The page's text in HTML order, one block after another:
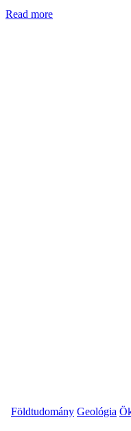
Read more
Földtudomány Geológia